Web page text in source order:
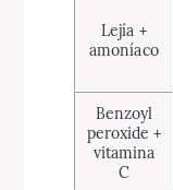
Lejía +
amoníaco
Benzoyl
peroxide +
vitamina
C